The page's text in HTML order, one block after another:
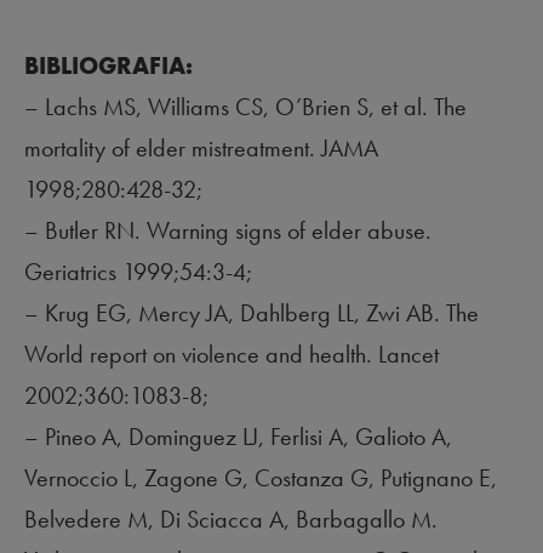
BIBLIOGRAFIA:
– Lachs MS, Williams CS, O’Brien S, et al. The
mortality of elder mistreatment. JAMA
1998;280:428-32;
– Butler RN. Warning signs of elder abuse.
Geriatrics 1999;54:3-4;
– Krug EG, Mercy JA, Dahlberg LL, Zwi AB. The
World report on violence and health. Lancet
2002;360:1083-8;
– Pineo A, Dominguez LJ, Ferlisi A, Galioto A,
Vernoccio L, Zagone G, Costanza G, Putignano E,
Belvedere M, Di Sciacca A, Barbagallo M.